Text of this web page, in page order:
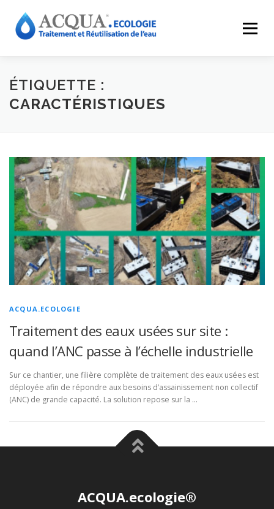
Menu
RESSOURCES CONTACT ACQUA-SHOP
ÉTIQUETTE :
CARACTÉRISTIQUES
ACQUA.ECOLOGIE
Traitement des eaux usées sur site :
quand l’ANC passe à l’échelle industrielle
Sur ce chantier, une filière complète de traitement des eaux usées est
déployée afin de répondre aux besoins d’assainissement non collectif
(ANC) de grande capacité. La solution repose sur la …
ACQUA.ecologie®